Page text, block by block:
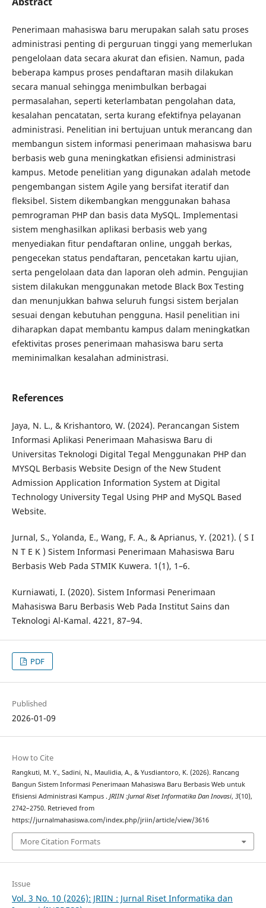
Penerimaan mahasiswa baru merupakan salah satu proses
administrasi penting di perguruan tinggi yang memerlukan
pengelolaan data secara akurat dan efisien. Namun, pada
beberapa kampus proses pendaftaran masih dilakukan
secara manual sehingga menimbulkan berbagai
permasalahan, seperti keterlambatan pengolahan data,
kesalahan pencatatan, serta kurang efektifnya pelayanan
administrasi. Penelitian ini bertujuan untuk merancang dan
membangun sistem informasi penerimaan mahasiswa baru
berbasis web guna meningkatkan efisiensi administrasi
kampus. Metode penelitian yang digunakan adalah metode
pengembangan sistem Agile yang bersifat iteratif dan
fleksibel. Sistem dikembangkan menggunakan bahasa
pemrograman PHP dan basis data MySQL. Implementasi
sistem menghasilkan aplikasi berbasis web yang
menyediakan fitur pendaftaran online, unggah berkas,
pengecekan status pendaftaran, pencetakan kartu ujian,
serta pengelolaan data dan laporan oleh admin. Pengujian
sistem dilakukan menggunakan metode Black Box Testing
dan menunjukkan bahwa seluruh fungsi sistem berjalan
sesuai dengan kebutuhan pengguna. Hasil penelitian ini
diharapkan dapat membantu kampus dalam meningkatkan
efektivitas proses penerimaan mahasiswa baru serta
meminimalkan kesalahan administrasi.
References
Jaya, N. L., & Krishantoro, W. (2024). Perancangan Sistem
Informasi Aplikasi Penerimaan Mahasiswa Baru di
Universitas Teknologi Digital Tegal Menggunakan PHP dan
MYSQL Berbasis Website Design of the New Student
Admission Application Information System at Digital
Technology University Tegal Using PHP and MySQL Based
Website.
Jurnal, S., Yolanda, E., Wang, F. A., & Aprianus, Y. (2021). ( S I
N T E K ) Sistem Informasi Penerimaan Mahasiswa Baru
Berbasis Web Pada STMIK Kuwera. 1(1), 1–6.
Kurniawati, I. (2020). Sistem Informasi Penerimaan
Mahasiswa Baru Berbasis Web Pada Institut Sains dan
Teknologi Al-Kamal. 4221, 87–94.
PDF
Published
2026-01-09
How to Cite
Rangkuti, M. Y., Sadini, N., Maulidia, A., & Yusdiantoro, K. (2026). Rancang
Bangun Sistem Informasi Penerimaan Mahasiswa Baru Berbasis Web untuk
Efisiensi Administrasi Kampus . JRIIN :Jurnal Riset Informatika Dan Inovasi, 3(10),
2742–2750. Retrieved from
https://jurnalmahasiswa.com/index.php/jriin/article/view/3616
More Citation Formats
Issue
Vol. 3 No. 10 (2026): JRIIN : Jurnal Riset Informatika dan